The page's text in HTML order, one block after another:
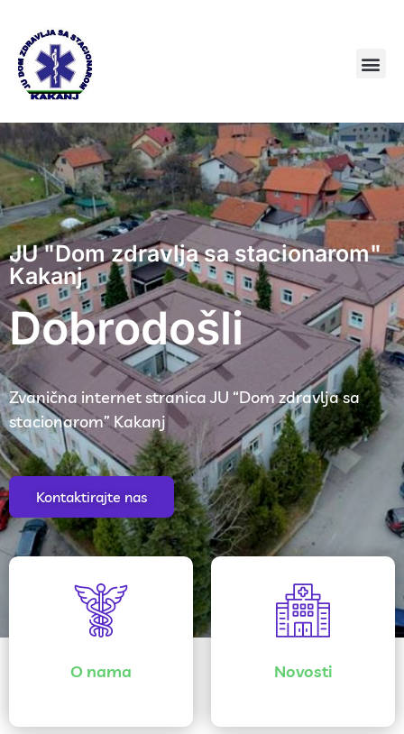
JU "Dom zdravlja sa stacionarom"
Kakanj
Dobrodošli
Zvanična internet stranica JU “Dom zdravlja sa
stacionarom” Kakanj
Kontaktirajte nas
O nama Novosti